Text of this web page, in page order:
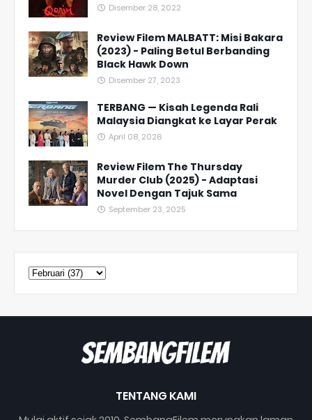
Disember 28, 2022
Review Filem MALBATT: Misi Bakara
(2023) - Paling Betul Berbanding
Black Hawk Down
Disember 27, 2023
TERBANG — Kisah Legenda Rali
Malaysia Diangkat ke Layar Perak
April 08, 2026
Review Filem The Thursday
Murder Club (2025) - Adaptasi
Novel Dengan Tajuk Sama
September 23, 2025
TENTANG KAMI